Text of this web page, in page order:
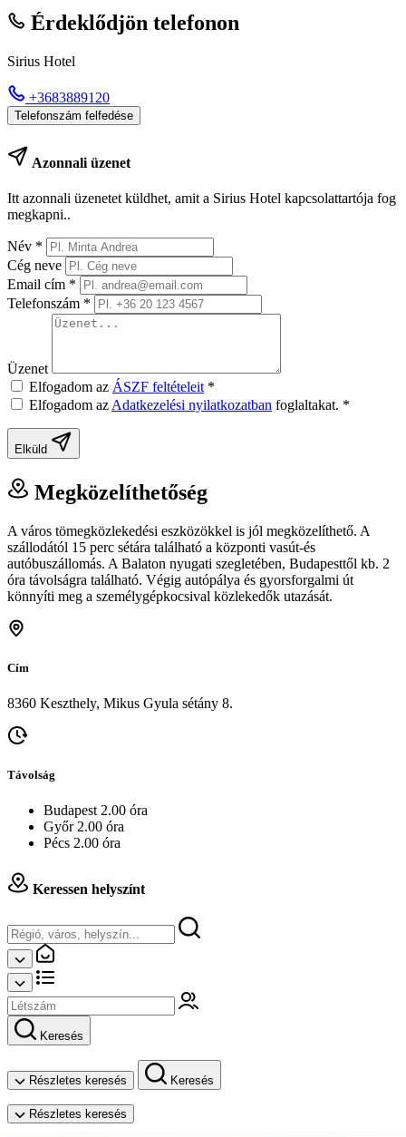
Érdeklődjön telefonon
Sirius Hotel
+3683889120
Telefonszám felfedése
Azonnali üzenet
Itt azonnali üzenetet küldhet, amit a Sirius Hotel kapcsolattartója fog
megkapni..
Név *
Cég neve
Email cím *
Telefonszám *
Üzenet
Elfogadom az ÁSZF feltételeit *
Elfogadom az Adatkezelési nyilatkozatban foglaltakat. *
Elküld
Megközelíthetőség
A város tömegközlekedési eszközökkel is jól megközelíthető. A
szállodától 15 perc sétára található a központi vasút-és
autóbuszállomás. A Balaton nyugati szegletében, Budapesttől kb. 2
óra távolságra található. Végig autópálya és gyorsforgalmi út
könnyíti meg a személygépkocsival közlekedők utazását.
Cím
8360 Keszthely, Mikus Gyula sétány 8.
Távolság
Budapest 2.00 óra
Győr 2.00 óra
Pécs 2.00 óra
Keressen helyszínt
Keresés
Részletes keresés Keresés
Részletes keresés